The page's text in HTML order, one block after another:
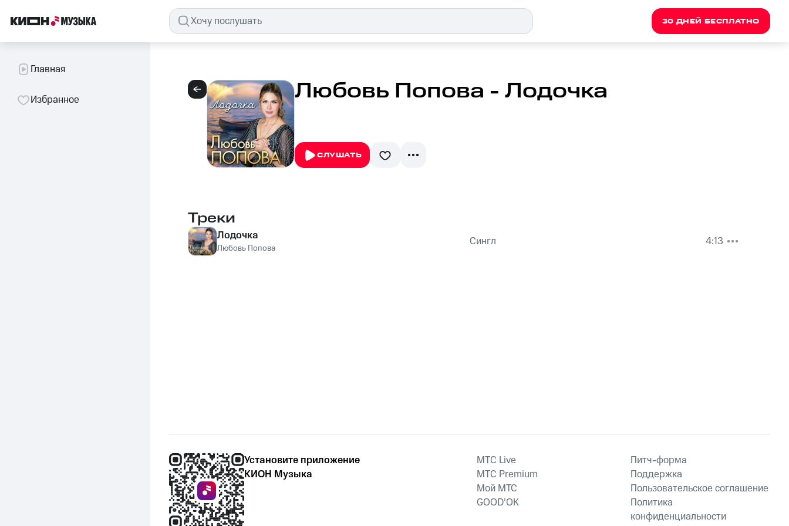
30 ДНЕЙ БЕСПЛАТНО
Главная
Избранное Любовь Попова - Лодочка
СЛУШАТЬ
Треки
Лодочка
Любовь Попова Сингл 4:13
Установите приложение
КИОН Музыка
MTС Live
MTС Premium
Мой МТС
GOOD’OK
Питч-форма
Поддержка
Пользовательское соглашение
Политика
конфиденциальности